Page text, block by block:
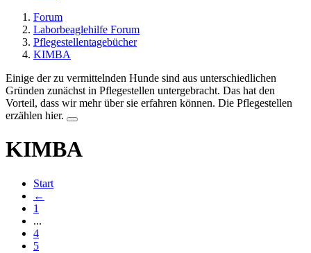
Forum
Laborbeaglehilfe Forum
Pflegestellentagebücher
KIMBA
Einige der zu vermittelnden Hunde sind aus unterschiedlichen
Gründen zunächst in Pflegestellen untergebracht. Das hat den
Vorteil, dass wir mehr über sie erfahren können. Die Pflegestellen
erzählen hier.
KIMBA
Start
←
1
...
4
5